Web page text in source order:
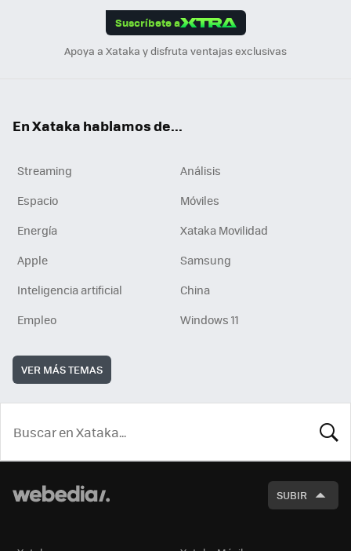
Suscríbete a
Apoya a Xataka y disfruta ventajas exclusivas
En Xataka hablamos de...
Streaming
Análisis
Espacio
Móviles
Energía
Xataka Movilidad
Apple
Samsung
Inteligencia artificial
China
Empleo
Windows 11
VER MÁS TEMAS
SUBIR